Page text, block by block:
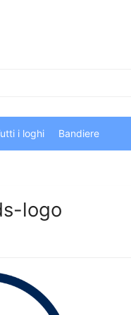
i loghi Bandiere
logo